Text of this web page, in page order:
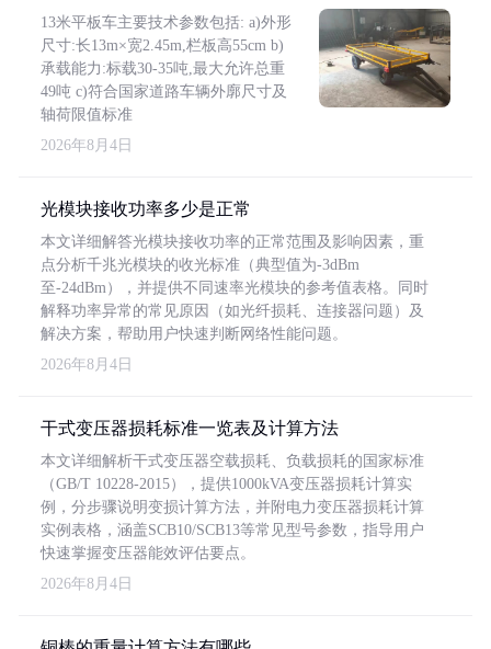
13米平板车主要技术参数包括: a)外形
尺寸:长13m×宽2.45m,栏板高55cm b)
承载能力:标载30-35吨,最大允许总重
49吨 c)符合国家道路车辆外廓尺寸及
轴荷限值标准
2026年8月4日
光模块接收功率多少是正常
本文详细解答光模块接收功率的正常范围及影响因素，重
点分析千兆光模块的收光标准（典型值为-3dBm
至-24dBm），并提供不同速率光模块的参考值表格。同时
解释功率异常的常见原因（如光纤损耗、连接器问题）及
解决方案，帮助用户快速判断网络性能问题。
2026年8月4日
干式变压器损耗标准一览表及计算方法
本文详细解析干式变压器空载损耗、负载损耗的国家标准
（GB/T 10228-2015），提供1000kVA变压器损耗计算实
例，分步骤说明变损计算方法，并附电力变压器损耗计算
实例表格，涵盖SCB10/SCB13等常见型号参数，指导用户
快速掌握变压器能效评估要点。
2026年8月4日